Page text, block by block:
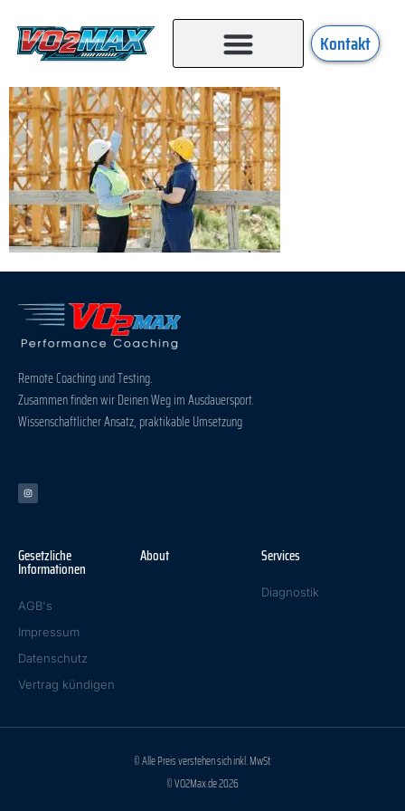
Kontakt
Remote Coaching und Testing.
Zusammen finden wir Deinen Weg im Ausdauersport.
Wissenschaftlicher Ansatz, praktikable Umsetzung
Gesetzliche
Informationen
AGB's
Impressum
Datenschutz
Vertrag kündigen
About Services
Diagnostik
© Alle Preis verstehen sich inkl. MwSt.
© VO2Max.de 2026